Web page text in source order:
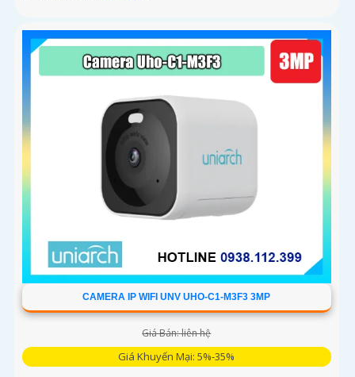
CAMERA IP WIFI UNV UHO-C1-M3F3 3MP
Giá Bán: liên hệ
Giá Khuyến Mại: 5%-35%